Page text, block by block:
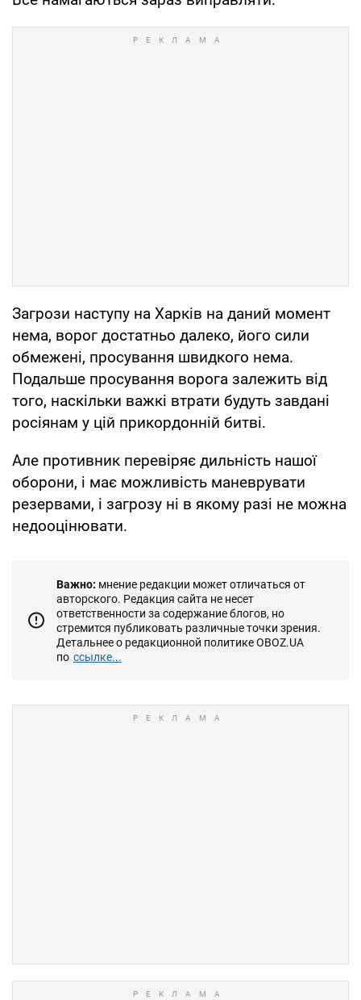
Загрози наступу на Харків на даний момент
нема, ворог достатньо далеко, його сили
обмежені, просування швидкого нема.
Подальше просування ворога залежить від
того, наскільки важкі втрати будуть завдані
росіянам у цій прикордонній битві.
Але противник перевіряє дильність нашої
оборони, і має можливість маневрувати
резервами, і загрозу ні в якому разі не можна
недооцінювати.
Важно: мнение редакции может отличаться от
авторского. Редакция сайта не несет
ответственности за содержание блогов, но
стремится публиковать различные точки зрения.
Детальнее о редакционной политике OBOZ.UA
по ссылке...